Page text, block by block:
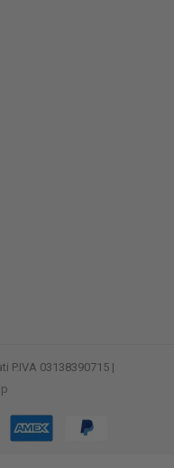
P.IVA 03138390715 |